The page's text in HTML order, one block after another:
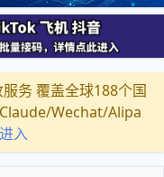
务 覆盖全球188个国
Wechat/Alipa
入